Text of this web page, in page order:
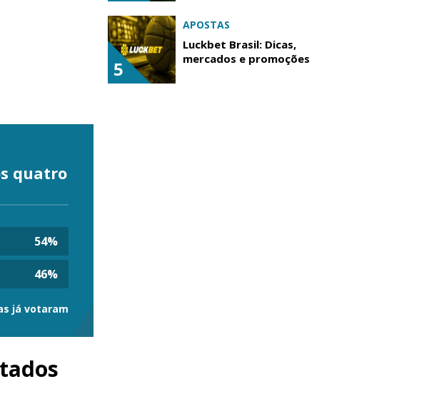
quatro
54%
46%
já votaram
5
APOSTAS
Luckbet Brasil: Dicas,
mercados e promoções